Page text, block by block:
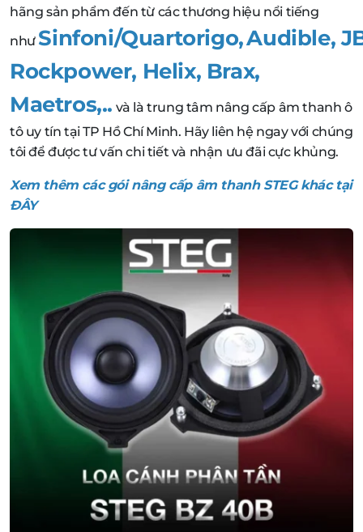
hãng sản phẩm đến từ các thương hiệu nổi tiếng
như Sinfoni/Quartorigo,Audible,
Rockpower, Helix, Brax,
Maetros,.. và là trung tâm nâng cấp âm thanh ô
tô uy tín tại TP Hồ Chí Minh. Hãy liên hệ ngay với chúng
tôi để được tư vấn chi tiết và nhận ưu đãi cực khủng.
Xem thêm các gói nâng cấp âm thanh STEG khác tại
ĐÂY